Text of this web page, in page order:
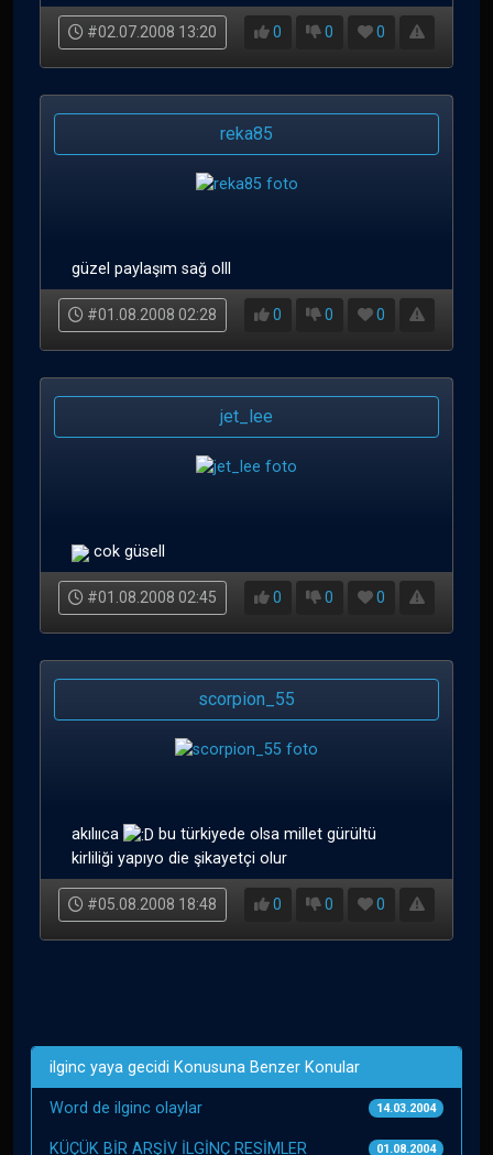
#02.07.2008 13:20 0 0 0
reka85
güzel paylaşım sağ olll
#01.08.2008 02:28 0 0 0
jet_lee
cok güsell
#01.08.2008 02:45 0 0 0
scorpion_55
akılııca
bu türkiyede olsa millet gürültü
kirliliği yapıyo die şikayetçi olur
#05.08.2008 18:48 0 0 0
ilginc yaya gecidi Konusuna Benzer Konular
Word de ilginc olaylar 14.03.2004
KÜÇÜK BİR ARŞİV İLGİNÇ RESİMLER 01.08.2004